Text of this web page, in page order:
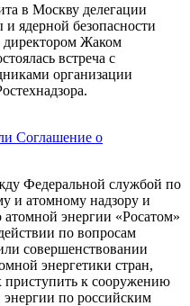
в Москву делегации
ядерной безопасности
директором Жаком
встреча с
организации
Соглашение о
Федеральной службой по
и атомному надзору и
энергии «Росатом»
по вопросам
совершенствовании
энергетики стран,
к сооружению
энергии по российским